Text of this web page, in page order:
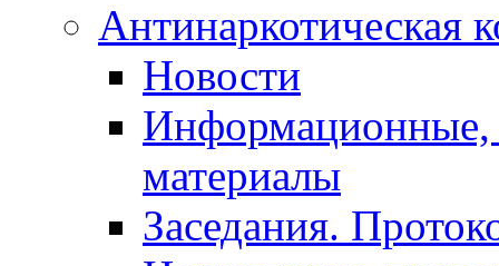
Антинаркотическая
Новости
Информационные,
материалы
Заседания.